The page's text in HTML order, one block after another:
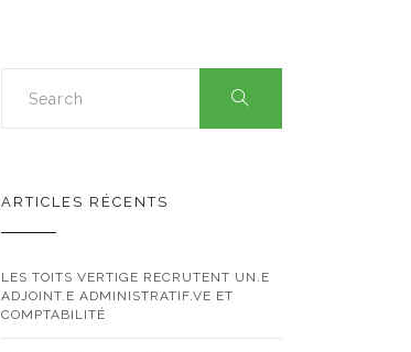
ARTICLES RÉCENTS
LES TOITS VERTIGE RECRUTENT UN.E
ADJOINT.E ADMINISTRATIF.VE ET
COMPTABILITÉ